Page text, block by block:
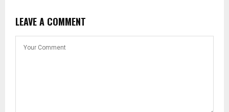
LEAVE A COMMENT